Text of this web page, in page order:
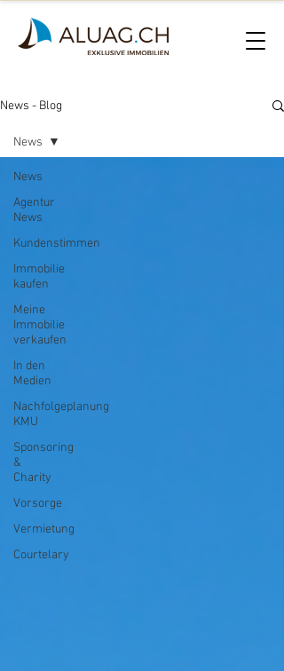
News - Blog
News
Agentur
News
Kundenstimmen
Immobilie
kaufen
Meine
Immobilie
verkaufen
In den
Medien
Nachfolgeplanung
KMU
Sponsoring
&
Charity
Vorsorge
Vermietung
Courtelary
News